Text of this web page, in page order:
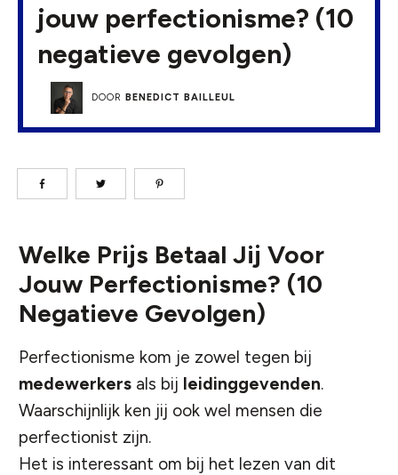
jouw perfectionisme? (10
negatieve gevolgen)
DOOR BENEDICT BAILLEUL
Welke Prijs Betaal Jij Voor
Jouw Perfectionisme? (10
Negatieve Gevolgen)
Perfectionisme kom je zowel tegen bij
medewerkers als bij leidinggevenden.
Waarschijnlijk ken jij ook wel mensen die
perfectionist zijn.
Het is interessant om bij het lezen van dit